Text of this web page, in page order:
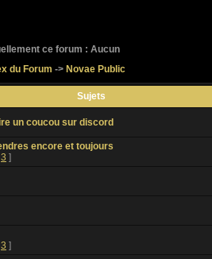
ce forum : Aucun
du Forum -> Novae Public
Sujets
un coucou sur discord
encore et toujours
3 ]
3 ]